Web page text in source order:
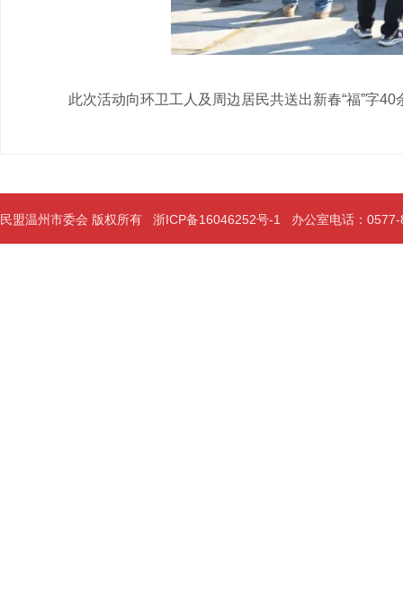
此次活动向环卫工人及周边居民共送出新春“福”字40
民盟温州市委会 版权所有 浙ICP备16046252号-1 办公室电话：